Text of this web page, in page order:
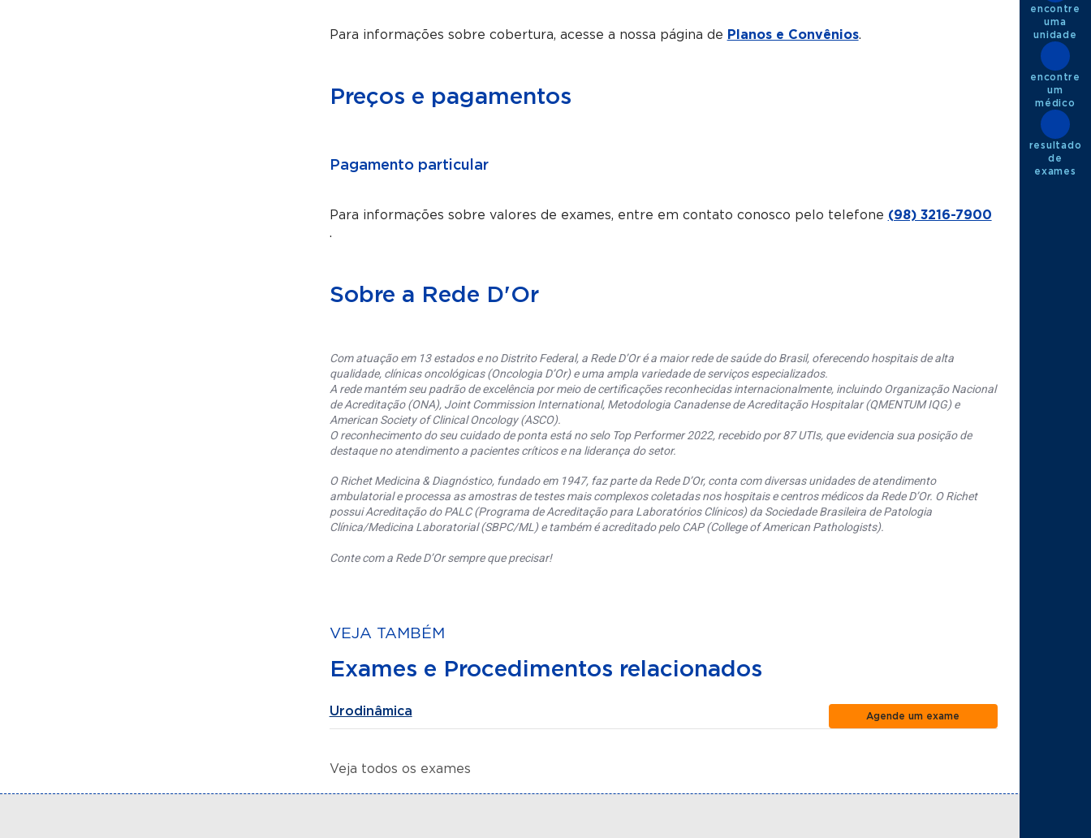
Para informações sobre cobertura, acesse a nossa página de Planos e Convênios.
Preços e pagamentos
Pagamento particular
Para informações sobre valores de exames, entre em contato conosco pelo telefone (98) 3216-7900
.
Sobre a Rede D'Or
Com atuação em 13 estados e no Distrito Federal, a Rede D’Or é a maior rede de saúde do Brasil, oferecendo hospitais de alta
qualidade, clínicas oncológicas (Oncologia D’Or) e uma ampla variedade de serviços especializados.
A rede mantém seu padrão de excelência por meio de certificações reconhecidas internacionalmente, incluindo Organização Nacional
de Acreditação (ONA), Joint Commission International, Metodologia Canadense de Acreditação Hospitalar (QMENTUM IQG) e
American Society of Clinical Oncology (ASCO).
O reconhecimento do seu cuidado de ponta está no selo Top Performer 2022, recebido por 87 UTIs, que evidencia sua posição de
destaque no atendimento a pacientes críticos e na liderança do setor.
O Richet Medicina & Diagnóstico, fundado em 1947, faz parte da Rede D’Or, conta com diversas unidades de atendimento
ambulatorial e processa as amostras de testes mais complexos coletadas nos hospitais e centros médicos da Rede D’Or. O Richet
possui Acreditação do PALC (Programa de Acreditação para Laboratórios Clínicos) da Sociedade Brasileira de Patologia
Clínica/Medicina Laboratorial (SBPC/ML) e também é acreditado pelo CAP (College of American Pathologists).
Conte com a Rede D’Or sempre que precisar!
VEJA TAMBÉM
Exames e Procedimentos relacionados
Urodinâmica Agende um exame
Veja todos os exames
encontre
uma
unidade
encontre
um
médico
resultado
de
exames